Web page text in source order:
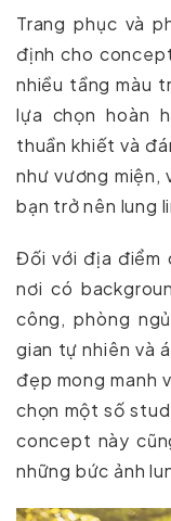
Trang phục và
định cho
nhiều tầng màu
lựa chọn hoàn
thuần khiết và
như vương miện,
bạn trở nên lung
Đối với địa điểm
nơi có
công, phòng
gian tự nhiên và
đẹp mong manh
chọn một số
concept này
những bức ảnh